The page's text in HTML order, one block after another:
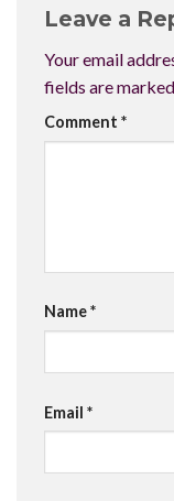
Leave a
Your email
fields are marked
Comment *
Name*
Email *